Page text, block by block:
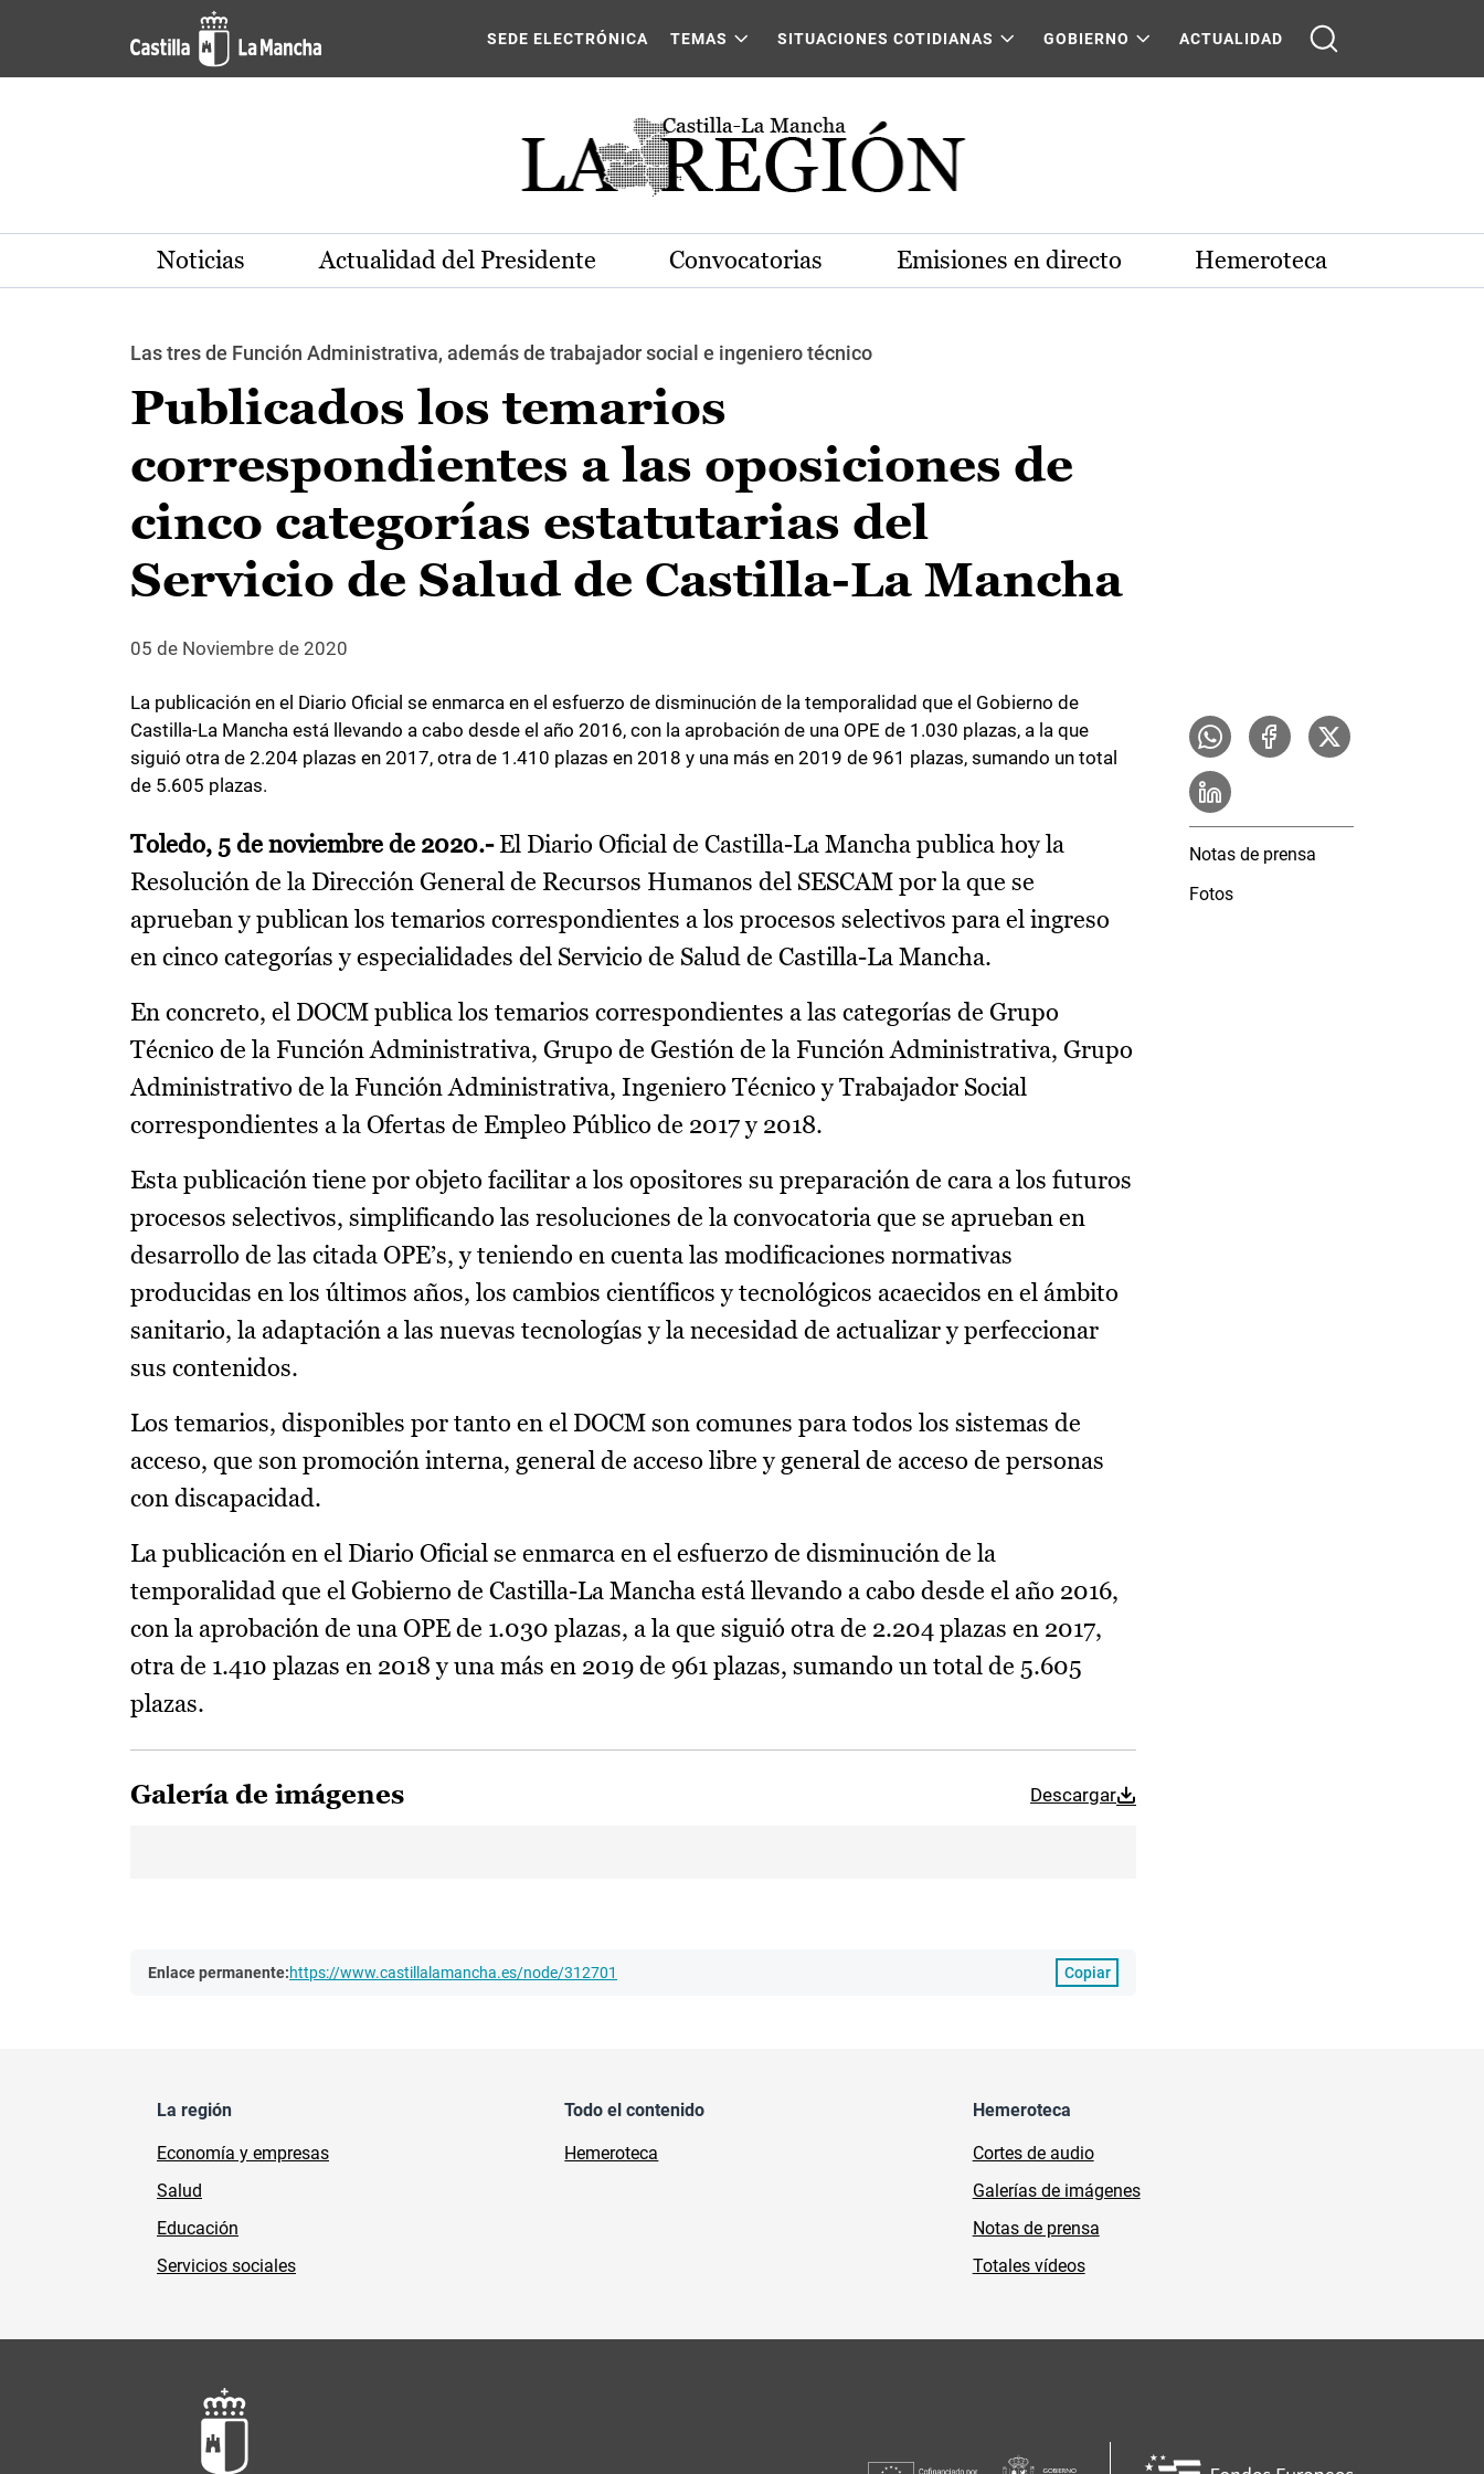
Pasar al contenido principal
SEDE ELECTRÓNICA TEMAS SITUACIONES COTIDIANAS GOBIERNO ACTUALIDAD
Noticias Actualidad del Presidente Convocatorias Emisiones en directo Hemeroteca
Las tres de Función Administrativa, además de trabajador social e ingeniero técnico
Publicados los temarios
correspondientes a las oposiciones de
cinco categorías estatutarias del
Servicio de Salud de Castilla-La Mancha
05 de Noviembre de 2020
La publicación en el Diario Oficial se enmarca en el esfuerzo de disminución de la temporalidad que el Gobierno de
Castilla-La Mancha está llevando a cabo desde el año 2016, con la aprobación de una OPE de 1.030 plazas, a la que
siguió otra de 2.204 plazas en 2017, otra de 1.410 plazas en 2018 y una más en 2019 de 961 plazas, sumando un total
de 5.605 plazas.
Toledo, 5 de noviembre de 2020.- El Diario Oficial de Castilla-La Mancha publica hoy la
Resolución de la Dirección General de Recursos Humanos del SESCAM por la que se
aprueban y publican los temarios correspondientes a los procesos selectivos para el ingreso
en cinco categorías y especialidades del Servicio de Salud de Castilla-La Mancha.
En concreto, el DOCM publica los temarios correspondientes a las categorías de Grupo
Técnico de la Función Administrativa, Grupo de Gestión de la Función Administrativa, Grupo
Administrativo de la Función Administrativa, Ingeniero Técnico y Trabajador Social
correspondientes a la Ofertas de Empleo Público de 2017 y 2018.
Esta publicación tiene por objeto facilitar a los opositores su preparación de cara a los futuros
procesos selectivos, simplificando las resoluciones de la convocatoria que se aprueban en
desarrollo de las citada OPE’s, y teniendo en cuenta las modificaciones normativas
producidas en los últimos años, los cambios científicos y tecnológicos acaecidos en el ámbito
sanitario, la adaptación a las nuevas tecnologías y la necesidad de actualizar y perfeccionar
sus contenidos.
Los temarios, disponibles por tanto en el DOCM son comunes para todos los sistemas de
acceso, que son promoción interna, general de acceso libre y general de acceso de personas
con discapacidad.
La publicación en el Diario Oficial se enmarca en el esfuerzo de disminución de la
temporalidad que el Gobierno de Castilla-La Mancha está llevando a cabo desde el año 2016,
con la aprobación de una OPE de 1.030 plazas, a la que siguió otra de 2.204 plazas en 2017,
otra de 1.410 plazas en 2018 y una más en 2019 de 961 plazas, sumando un total de 5.605
plazas.
Galería de imágenes Descargar
Enlace permanente:https://www.castillalamancha.es/node/312701 Copiar
Notas de prensa
Fotos
La región
Economía y empresas
Salud
Educación
Servicios sociales
Todo el contenido
Hemeroteca
Hemeroteca
Cortes de audio
Galerías de imágenes
Notas de prensa
Totales vídeos